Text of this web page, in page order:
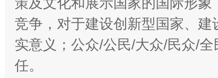
扯下公款旅游的“隐身衣” 如何以
竞争，对于建设创新型国家、
实意义；公众/公民/大众/民众/
任。